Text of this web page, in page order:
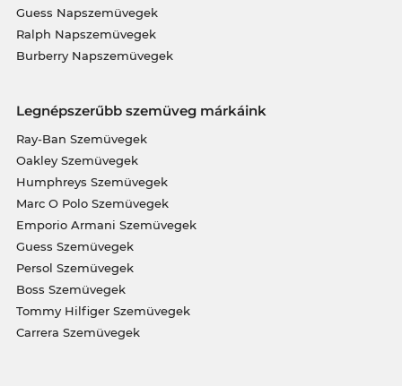
Guess Napszemüvegek
Ralph Napszemüvegek
Burberry Napszemüvegek
Legnépszerűbb szemüveg márkáink
Ray-Ban Szemüvegek
Oakley Szemüvegek
Humphreys Szemüvegek
Marc O Polo Szemüvegek
Emporio Armani Szemüvegek
Guess Szemüvegek
Persol Szemüvegek
Boss Szemüvegek
Tommy Hilfiger Szemüvegek
Carrera Szemüvegek